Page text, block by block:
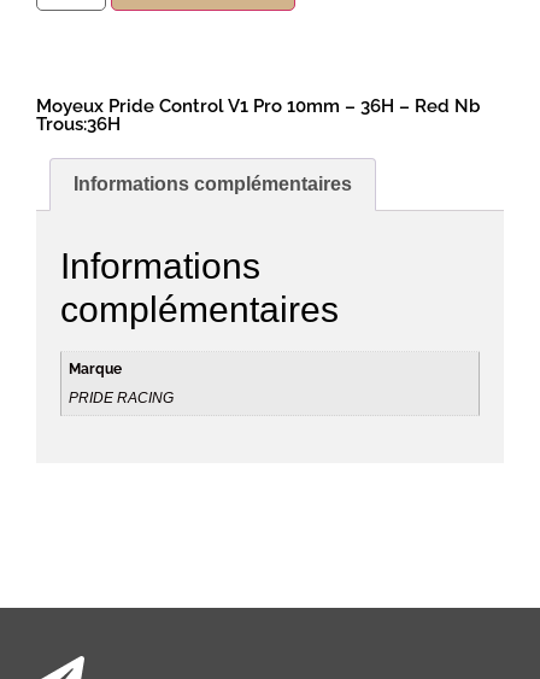
Moyeux Pride Control V1 Pro 10mm – 36H – Red Nb
Trous:36H
Informations complémentaires
Informations
complémentaires
Marque
PRIDE RACING